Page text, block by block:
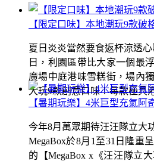
【限定口味】本地潮玩9款破
夏日炎炎當然要食返杯涼透
日，利園區帶比大家一個最
廣場中庭港味雪糕街，場內
大玩9款創意口味！每款極具
【暑期玩樂】4米巨型充氣阿
今年8月萬眾期待汪汪隊立大
MegaBox於8月1至31日隆重
的【MegaBox x《汪汪隊立